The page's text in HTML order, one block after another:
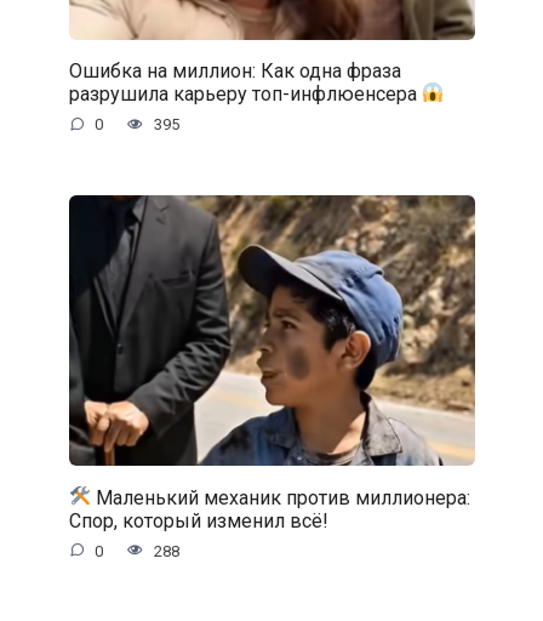
Ошибка на миллион: Как одна фраза
разрушила карьеру топ-инфлюенсера
0 395
Маленький механик против миллионера:
Спор, который изменил всё!
0 288